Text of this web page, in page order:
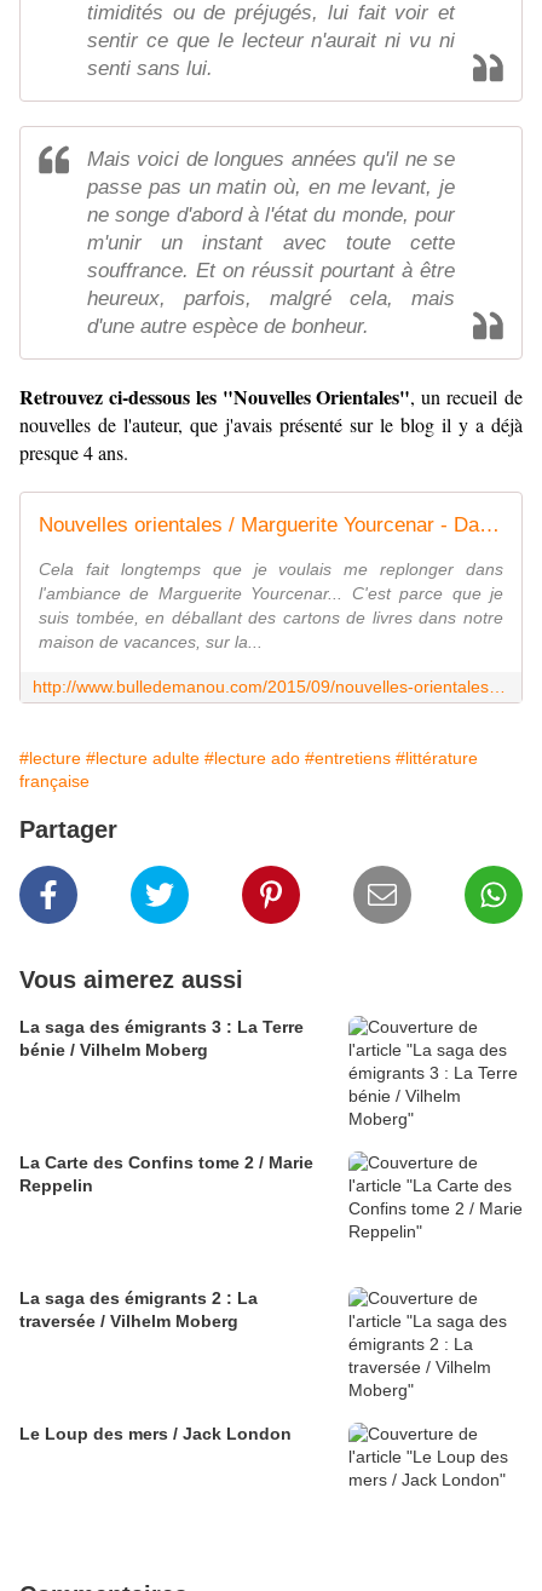
timidités ou de préjugés, lui fait voir et
sentir ce que le lecteur n'aurait ni vu ni
senti sans lui.
Mais voici de longues années qu'il ne se
passe pas un matin où, en me levant, je
ne songe d'abord à l'état du monde, pour
m'unir un instant avec toute cette
souffrance. Et on réussit pourtant à être
heureux, parfois, malgré cela, mais
d'une autre espèce de bonheur.
Retrouvez ci-dessous les "Nouvelles Orientales", un recueil de
nouvelles de l'auteur, que j'avais présenté sur le blog il y a déjà
presque 4 ans.
Nouvelles orientales / Marguerite Yourcenar - Dans la Bulle de Manou
Cela fait longtemps que je voulais me replonger dans
l'ambiance de Marguerite Yourcenar... C'est parce que je
suis tombée, en déballant des cartons de livres dans notre
maison de vacances, sur la...
#lecture #lecture adulte #lecture ado #entretiens #littérature
française
Partager
Vous aimerez aussi
La saga des émigrants 3 : La Terre
bénie / Vilhelm Moberg
La Carte des Confins tome 2 / Marie
Reppelin
La saga des émigrants 2 : La
traversée / Vilhelm Moberg
Le Loup des mers / Jack London